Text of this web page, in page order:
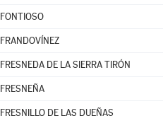
FONTIOSO
FRANDOVÍNEZ
FRESNEDA DE LA SIERRA TIRÓN
FRESNEÑA
FRESNILLO DE LAS DUEÑAS